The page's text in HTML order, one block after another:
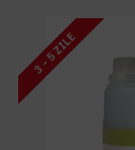
3 - 5 ZILE